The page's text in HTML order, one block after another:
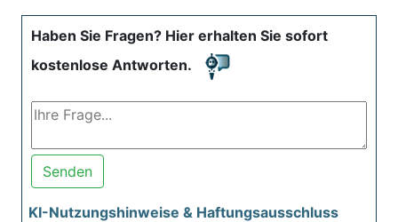
Haben Sie Fragen? Hier erhalten Sie sofort
kostenlose Antworten.
Senden
KI-Nutzungshinweise & Haftungsausschluss